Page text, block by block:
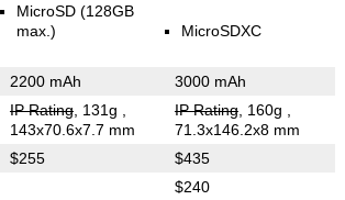
MicroSD (128GB
max.)
MicroSDXC
2200 mAh 3000 mAh
IP Rating, 131g
143x70.6x7.7 mm
IP Rating, 160g
71.3x146.2x8 mm
$255 $435
$240